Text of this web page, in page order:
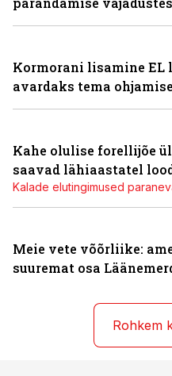
Kormorani lisamine
avardaks tema
Kahe olulise forellijõe
saavad lähiaastatel
Kalade elutingimused
Meie vete võõrliike:
suuremat osa
Rohkem